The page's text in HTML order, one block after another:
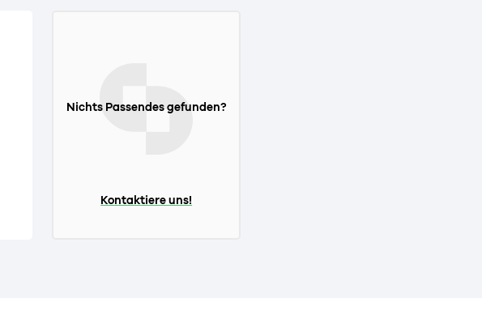
Nichts Passendes gefunden?
Kontaktiere uns!